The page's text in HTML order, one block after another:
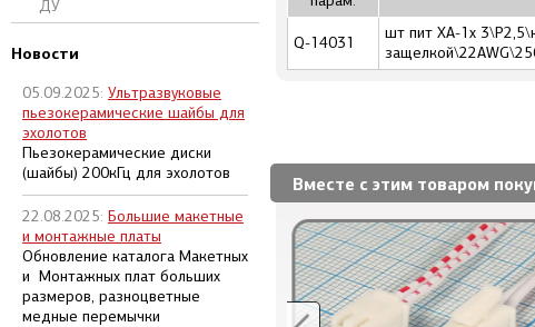
ДУ
Новости
05.09.2025: Ультразвуковые
пьезокерамические шайбы для
эхолотов
Пьезокерамические диски
(шайбы) 200кГц для эхолотов
22.08.2025: Большие макетные
и монтажные платы
Обновление каталога Макетных
и Монтажных плат больших
размеров, разноцветные
медные перемычки
Q-14031
шт пит XA-1x
Вместе с этим товаром